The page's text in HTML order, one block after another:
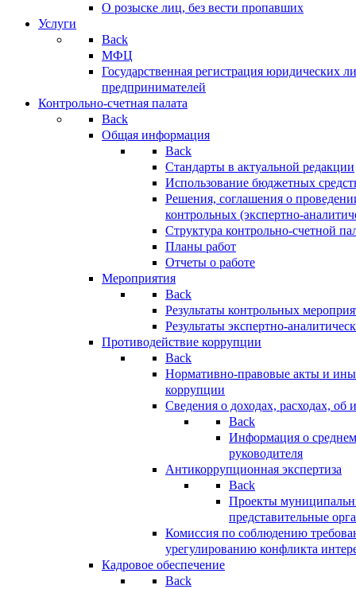
О розыске лиц, без вести пропавших
Услуги
Back
МФЦ
Государственная регистрация юридических
предпринимателей
Контрольно-счетная палата
Back
Общая информация
Back
Стандарты в актуальной редакции
Использование бюджетных
Решения, соглашения о
контрольных (экспертно-
Структура контрольно-счетной
Планы работ
Отчеты о работе
Мероприятия
Back
Результаты контрольных
Результаты экспертно-
Противодействие коррупции
Back
Нормативно-правовые акты и
коррупции
Сведения о доходах, расходах, об
Back
Информация о
руководителя
Антикоррупционная экспертиза
Back
Проекты
представительные
Комиссия по соблюдению
урегулированию конфликта
Кадровое обеспечение
Back